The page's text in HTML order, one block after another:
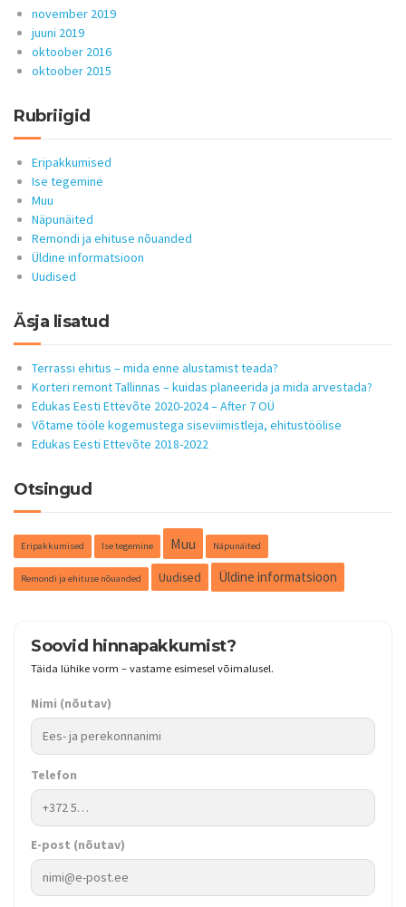
november 2019
juuni 2019
oktoober 2016
oktoober 2015
Rubriigid
Eripakkumised
Ise tegemine
Muu
Näpunäited
Remondi ja ehituse nõuanded
Üldine informatsioon
Uudised
Äsja lisatud
Terrassi ehitus – mida enne alustamist teada?
Korteri remont Tallinnas – kuidas planeerida ja mida arvestada?
Edukas Eesti Ettevõte 2020-2024 – After 7 OÜ
Võtame tööle kogemustega siseviimistleja, ehitustöölise
Edukas Eesti Ettevõte 2018-2022
Otsingud
Eripakkumised Ise tegemine Muu Näpunäited
Remondi ja ehituse nõuanded Uudised Üldine informatsioon
Soovid hinnapakkumist?
Täida lühike vorm – vastame esimesel võimalusel.
Nimi (nõutav)
Telefon
E-post (nõutav)